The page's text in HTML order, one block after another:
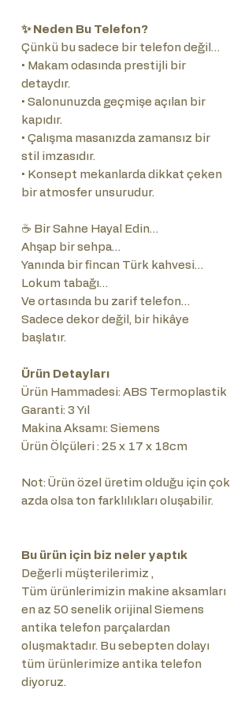
✨ Neden Bu Telefon?
Çünkü bu sadece bir telefon değil…
• Makam odasında prestijli bir
detaydır.
• Salonunuzda geçmişe açılan bir
kapıdır.
• Çalışma masanızda zamansız bir
stil imzasıdır.
• Konsept mekanlarda dikkat çeken
bir atmosfer unsurudur.
☕ Bir Sahne Hayal Edin…
Ahşap bir sehpa…
Yanında bir fincan Türk kahvesi…
Lokum tabağı…
Ve ortasında bu zarif telefon…
Sadece dekor değil, bir hikâye
başlatır.
Ürün Detayları
Ürün Hammadesi: ABS Termoplastik
Garanti: 3 Yıl
Makina Aksamı: Siemens
Ürün Ölçüleri : 25 x 17 x 18cm
Not: Ürün özel üretim olduğu için çok
azda olsa ton farklılıkları oluşabilir.
Bu ürün için biz neler yaptık
Değerli müşterilerimiz ,
Tüm ürünlerimizin makine aksamları
en az 50 senelik orijinal Siemens
antika telefon parçalardan
oluşmaktadır. Bu sebepten dolayı
tüm ürünlerimize antika telefon
diyoruz.